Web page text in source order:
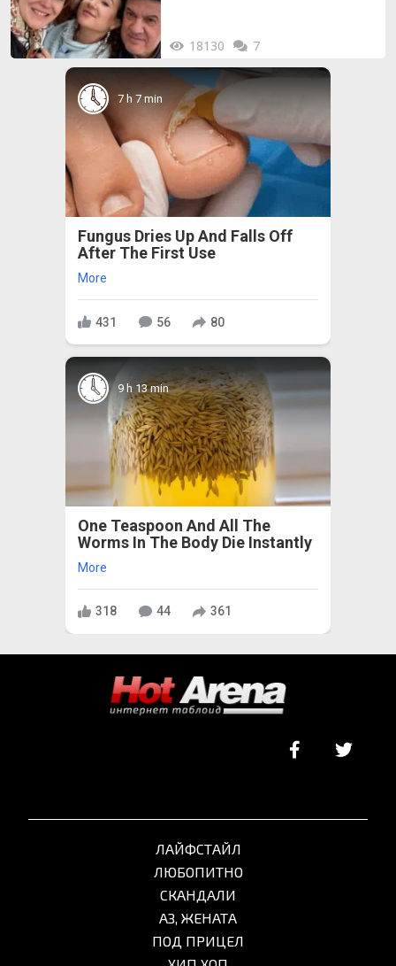
18130 7
7 h 7 min
Fungus Dries Up And Falls Off
After The First Use
More
431 56 80
9 h 13 min
One Teaspoon And All The
Worms In The Body Die Instantly
More
318 44 361
ЛАЙФСТАЙЛ
ЛЮБОПИТНО
СКАНДАЛИ
АЗ, ЖЕНАТА
ПОД ПРИЦЕЛ